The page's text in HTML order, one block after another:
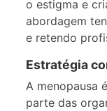
o estigma e
abordagem
e retendo
Estratégia
A menopausa
parte das